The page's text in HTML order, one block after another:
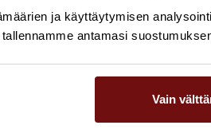
ja käyttäytymisen
antamasi
Vain
jäädäkseen, eikä paluuta